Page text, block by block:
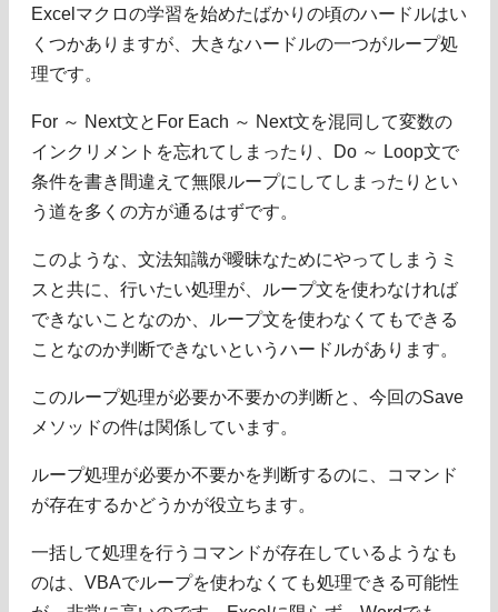
Excelマクロの学習を始めたばかりの頃のハードルはい
くつかありますが、大きなハードルの一つがループ処
理です。
For ～ Next文とFor Each ～ Next文を混同して変数の
インクリメントを忘れてしまったり、Do ～ Loop文で
条件を書き間違えて無限ループにしてしまったりとい
う道を多くの方が通るはずです。
このような、文法知識が曖昧なためにやってしまうミ
スと共に、行いたい処理が、ループ文を使わなければ
できないことなのか、ループ文を使わなくてもできる
ことなのか判断できないというハードルがあります。
このループ処理が必要か不要かの判断と、今回のSave
メソッドの件は関係しています。
ループ処理が必要か不要かを判断するのに、コマンド
が存在するかどうかが役立ちます。
一括して処理を行うコマンドが存在しているようなも
のは、VBAでループを使わなくても処理できる可能性